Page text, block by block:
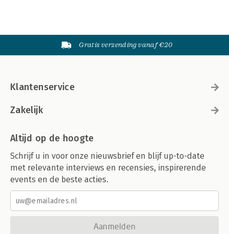
Gratis verzending vanaf €20
Klantenservice
Zakelijk
Altijd op de hoogte
Schrijf u in voor onze nieuwsbrief en blijf up-to-date
met relevante interviews en recensies, inspirerende
events en de beste acties.
Aanmelden